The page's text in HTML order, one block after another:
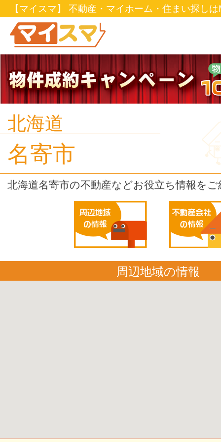
【マイスマ】 不動産・マイホーム・住まい探し
北海道
名寄市
北海道名寄市の不動産などお役立ち情報をご
周辺地域の情報